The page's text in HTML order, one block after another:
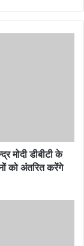
मोदी डीबीटी के
को अंतरित करेंगे